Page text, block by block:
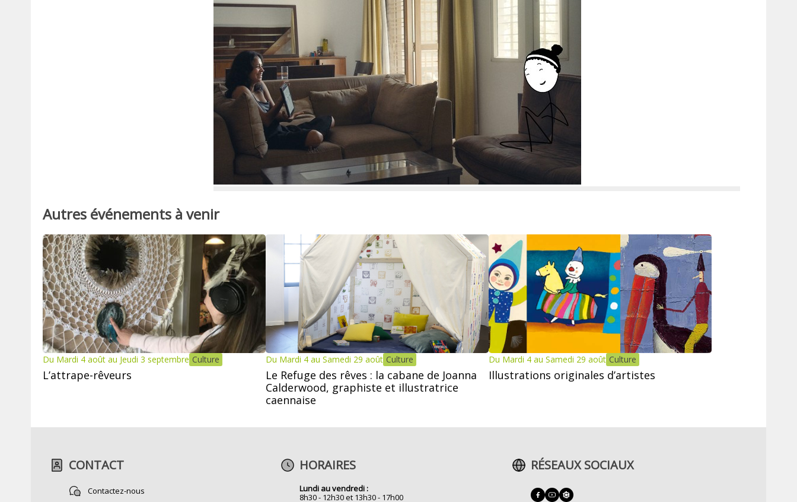
Autres événements à venir
Du Mardi 4 août au Jeudi 3 septembre Culture
L’attrape-rêveurs
Du Mardi 4 au Samedi 29 août Culture
Le Refuge des rêves : la cabane de Joanna
Calderwood, graphiste et illustratrice
caennaise
Du Mardi 4 au Samedi 29 août Culture
Illustrations originales d’artistes
CONTACT
Contactez-nous
HORAIRES
Lundi au vendredi :
8h30 - 12h30 et 13h30 - 17h00
RÉSEAUX SOCIAUX